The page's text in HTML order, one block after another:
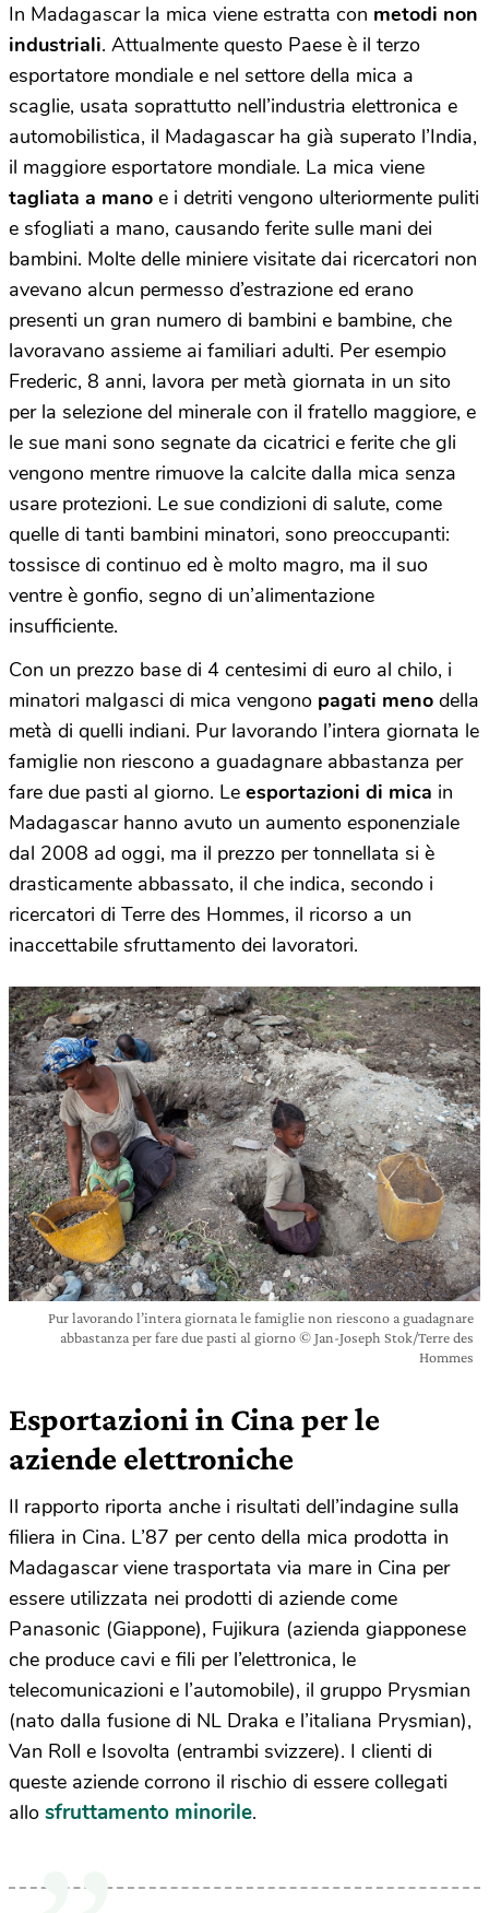
In Madagascar la mica viene estratta con metodi non
industriali. Attualmente questo Paese è il terzo
esportatore mondiale e nel settore della mica a
scaglie, usata soprattutto nell’industria elettronica e
automobilistica, il Madagascar ha già superato l’India,
il maggiore esportatore mondiale. La mica viene
tagliata a mano e i detriti vengono ulteriormente puliti
e sfogliati a mano, causando ferite sulle mani dei
bambini. Molte delle miniere visitate dai ricercatori non
avevano alcun permesso d’estrazione ed erano
presenti un gran numero di bambini e bambine, che
lavoravano assieme ai familiari adulti. Per esempio
Frederic, 8 anni, lavora per metà giornata in un sito
per la selezione del minerale con il fratello maggiore, e
le sue mani sono segnate da cicatrici e ferite che gli
vengono mentre rimuove la calcite dalla mica senza
usare protezioni. Le sue condizioni di salute, come
quelle di tanti bambini minatori, sono preoccupanti:
tossisce di continuo ed è molto magro, ma il suo
ventre è gonfio, segno di un’alimentazione
insufficiente.
Con un prezzo base di 4 centesimi di euro al chilo, i
minatori malgasci di mica vengono pagati meno della
metà di quelli indiani. Pur lavorando l’intera giornata le
famiglie non riescono a guadagnare abbastanza per
fare due pasti al giorno. Le esportazioni di mica in
Madagascar hanno avuto un aumento esponenziale
dal 2008 ad oggi, ma il prezzo per tonnellata si è
drasticamente abbassato, il che indica, secondo i
ricercatori di Terre des Hommes, il ricorso a un
inaccettabile sfruttamento dei lavoratori.
Pur lavorando l’intera giornata le famiglie non riescono a guadagnare
abbastanza per fare due pasti al giorno © Jan-Joseph Stok/Terre des
Hommes
Esportazioni in Cina per le
aziende elettroniche
Il rapporto riporta anche i risultati dell’indagine sulla
filiera in Cina. L’87 per cento della mica prodotta in
Madagascar viene trasportata via mare in Cina per
essere utilizzata nei prodotti di aziende come
Panasonic (Giappone), Fujikura (azienda giapponese
che produce cavi e fili per l’elettronica, le
telecomunicazioni e l’automobile), il gruppo Prysmian
(nato dalla fusione di NL Draka e l’italiana Prysmian),
Van Roll e Isovolta (entrambi svizzere). I clienti di
queste aziende corrono il rischio di essere collegati
allo sfruttamento minorile.